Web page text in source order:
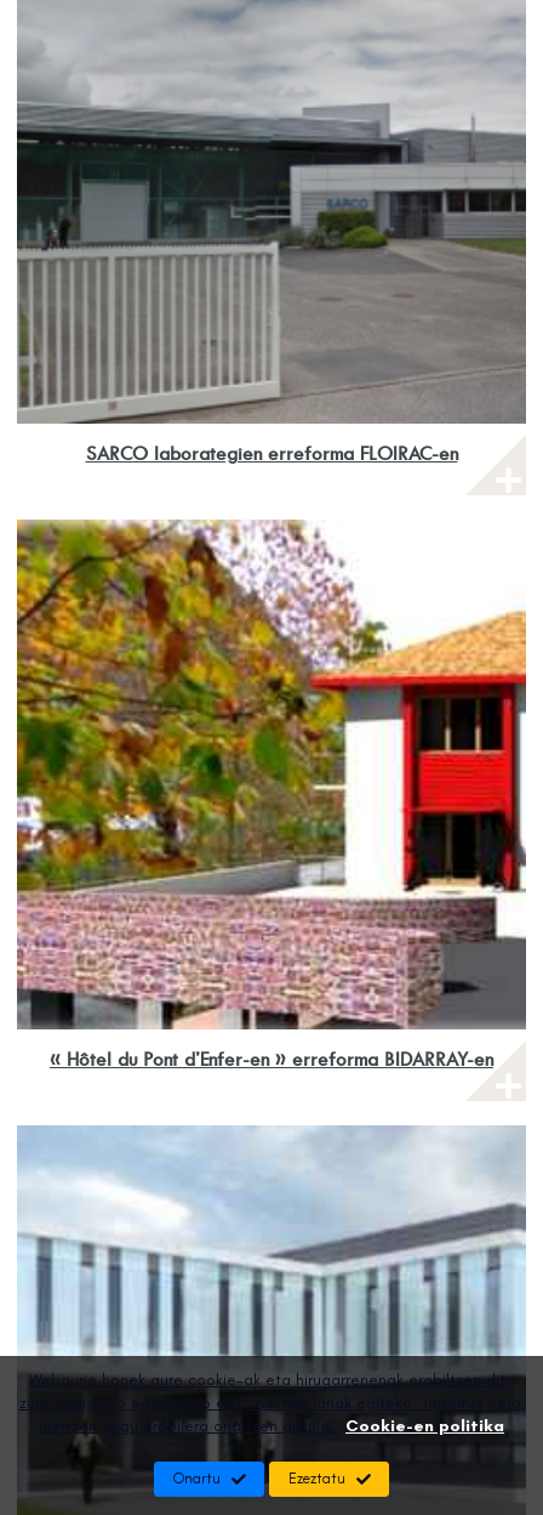
SARCO laborategien erreforma FLOIRAC-en
« Hôtel du Pont d’Enfer-en » erreforma BIDARRAY-en
Webgune honek gure cookie-ak eta hirugarrenenak erabiltzen ditu
zure nabigazio egokitzeko eta analitika lanak egiteko. Jarraituz gero,
ulertzen dugu erabilera onartzen duzula.
Cookie-en politika
Onartu Ezeztatu